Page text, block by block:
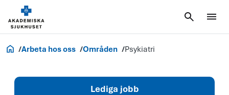
Jobb och utbildning
Arbeta hos oss Områden Psykiatri
psykiatri
Lediga jobb